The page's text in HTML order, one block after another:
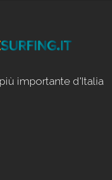
importante d'Italia